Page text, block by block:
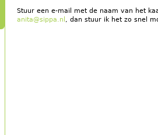
Status message
Stuur een e-mail met de naam van het
anita@sippa.nl , dan stuur ik het zo snel